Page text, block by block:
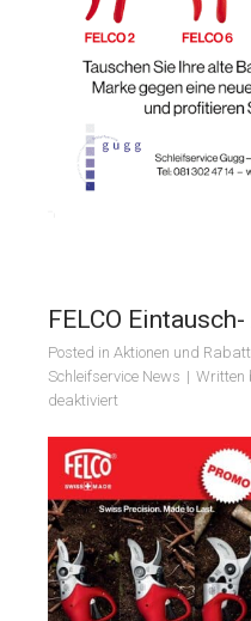
FELCO
Posted in Aktionen und
Schleifservice News
Written
deaktiviert